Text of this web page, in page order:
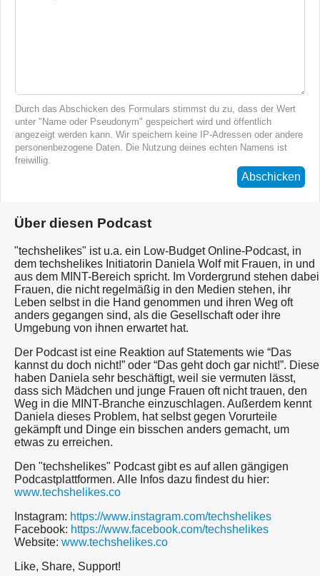
Durch das Abschicken des Formulars stimmst du zu, dass der Wert
unter "Name oder Pseudonym" gespeichert wird und öffentlich
angezeigt werden kann. Wir speichern keine IP-Adressen oder andere
personenbezogene Daten. Die Nutzung deines echten Namens ist
freiwillig.
Abschicken
Über diesen Podcast
"techshelikes" ist u.a. ein Low-Budget Online-Podcast, in
dem techshelikes Initiatorin Daniela Wolf mit Frauen, in und
aus dem MINT-Bereich spricht. Im Vordergrund stehen dabei
Frauen, die nicht regelmäßig in den Medien stehen, ihr
Leben selbst in die Hand genommen und ihren Weg oft
anders gegangen sind, als die Gesellschaft oder ihre
Umgebung von ihnen erwartet hat.
Der Podcast ist eine Reaktion auf Statements wie “Das
kannst du doch nicht!” oder “Das geht doch gar nicht!”. Diese
haben Daniela sehr beschäftigt, weil sie vermuten lässt,
dass sich Mädchen und junge Frauen oft nicht trauen, den
Weg in die MINT-Branche einzuschlagen. Außerdem kennt
Daniela dieses Problem, hat selbst gegen Vorurteile
gekämpft und Dinge ein bisschen anders gemacht, um
etwas zu erreichen.
Den "techshelikes" Podcast gibt es auf allen gängigen
Podcastplattformen. Alle Infos dazu findest du hier:
www.techshelikes.co
Instagram: https://www.instagram.com/techshelikes
Facebook: https://www.facebook.com/techshelikes
Website: www.techshelikes.co
Like, Share, Support!